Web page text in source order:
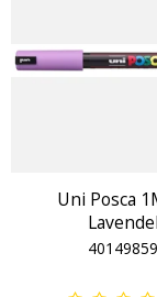
Uni Posca
Lavendel
40149859